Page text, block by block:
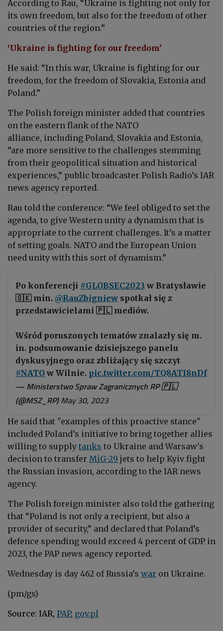
According to Rau, “Ukraine is fighting not only for
its own freedom, but also for the freedom of other
countries of the region.”
‘Ukraine is fighting for our freedom’
He said: “In this war, Ukraine is fighting for our
freedom, for the freedom of Slovakia, Estonia and
Poland.”
The Polish foreign minister added that countries
on the eastern flank of the NATO
alliance, including Poland, Slovakia and Estonia,
”are more sensitive to the challenges stemming
from their geopolitical situation and historical
experiences,” public broadcaster Polish Radio’s IAR
news agency reported.
Rau told the conference: “We feel obliged to set the
agenda, to give Western unity a dynamism that is
appropriate to the current challenges. It’s a matter
of setting goals. NATO and the European Union
need unity with this sort of dynamism.”
Po konferencji #GLOBSEC2023 w Bratysławie
🇸🇰 min. @RauZbigniew spotkał się z
przedstawicielami 🇵🇱 mediów.
Wśród poruszonych tematów znalazły się m.
in. podsumowanie dzisiejszego panelu
dyskusyjnego oraz zbliżający się szczyt
#NATO w Wilnie. pic.twitter.com/TQ8ATI8nDf
— Ministerstwo Spraw Zagranicznych RP 🇵🇱
(@MSZ_RP)May 30, 2023
He said that "examples of this proactive stance"
included Poland’s initiative to bring together allies
willing to supply tanks to Ukraine and Warsaw's
decision to transfer MiG-29 jets to help Kyiv fight
the Russian invasion, according to the IAR news
agency.
The Polish foreign minister also told the gathering
that “Poland is not only a recipient, but also a
provider of security,” and declared that Poland’s
defence spending would exceed 4 percent of GDP in
2023, the PAP news agency reported.
Wednesday is day 462 of Russia’s war on Ukraine.
(pm/gs)
Source: IAR, PAP, gov.pl